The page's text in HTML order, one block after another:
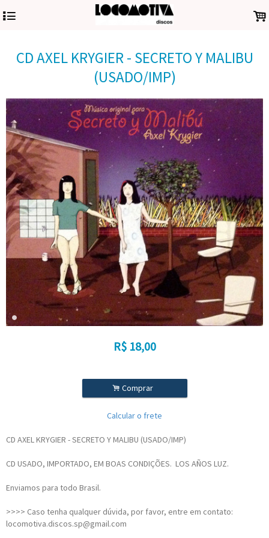
4 .
CD AXEL KRYGIER - SECRETO Y MALIBU
(USADO/IMP)
R$ 18,00
. Comprar
Calcular o frete
CD AXEL KRYGIER - SECRETO Y MALIBU (USADO/IMP)
CD USADO, IMPORTADO, EM BOAS CONDIÇÕES. LOS AÑOS LUZ.
Enviamos para todo Brasil.
>>>> Caso tenha qualquer dúvida, por favor, entre em contato:
locomotiva.discos.sp@gmail.com